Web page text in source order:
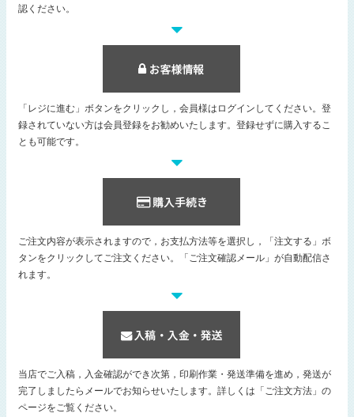
認ください。
「レジに進む」ボタンをクリックし，会員様はログインしてください。登
録されていない方は会員登録をお勧めいたします。登録せずに購入するこ
とも可能です。
ご注文内容が表示されますので，お支払方法等を選択し，「注文する」ボ
タンをクリックしてご注文ください。「ご注文確認メール」が自動配信さ
れます。
当店でご入稿，入金確認ができ次第，印刷作業・発送準備を進め，発送が
完了しましたらメールでお知らせいたします。詳しくは「ご注文方法」の
ページをご覧ください。